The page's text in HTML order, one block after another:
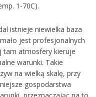
1-70C).
istnieje niewielka baza
jest profesjonalnych
tam atmosfery kieruje
warunki. Takie
na wielką skalę, przy
gospodarstwa